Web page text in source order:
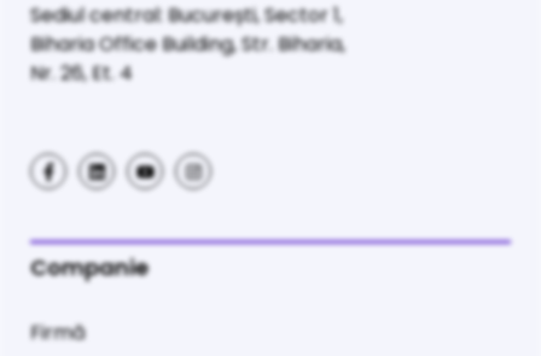
Sediul central: București, Sector 1,
Biharia Office Building, Str. Biharia,
Nr. 26, Et. 4
Companie
Firmă